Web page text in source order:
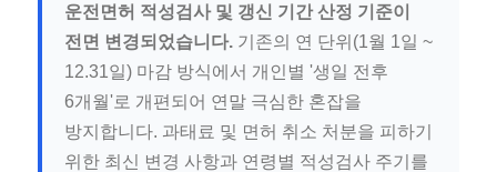
운전면허 적성검사 및 갱신 기간 산정 기준이
전면 변경되었습니다. 기존의 연 단위(1월 1일 ~
12.31일) 마감 방식에서 개인별 '생일 전후
6개월'로 개편되어 연말 극심한 혼잡을
방지합니다. 과태료 및 면허 취소 처분을 피하기
위한 최신 변경 사항과 연령별 적성검사 주기를